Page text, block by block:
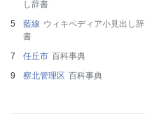
し辞書
藍線 ウィキペディア小見出し辞
書
任丘市 百科事典
察北管理区 百科事典